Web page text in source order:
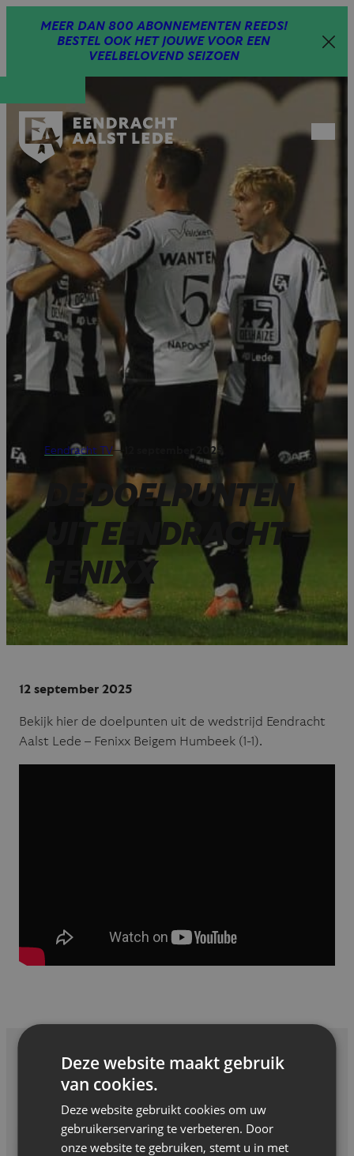
MEER DAN 800 ABONNEMENTEN REEDS!
BESTEL OOK HET JOUWE VOOR EEN
VEELBELOVEND SEIZOEN
menu
Eendracht TV— 12 september 2025
DE DOELPUNTEN
UIT EENDRACHT –
FENIXX
12 september 2025
Bekijk hier de doelpunten uit de wedstrijd Eendracht
Aalst Lede – Fenixx Beigem Humbeek (1-1).
GERELATEERD NIEUWS
Deze website maakt gebruik
van cookies.
Deze website gebruikt cookies om uw
gebruikerservaring te verbeteren. Door
onze website te gebruiken, stemt u in met